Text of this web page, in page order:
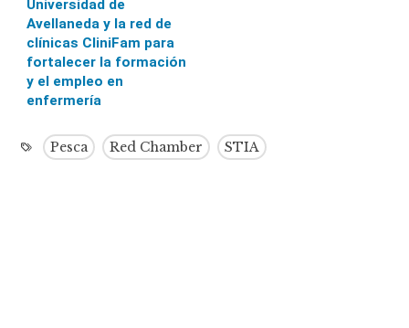
Universidad de
Avellaneda y la red de
clínicas CliniFam para
fortalecer la formación
y el empleo en
enfermería
Pesca Red Chamber STIA